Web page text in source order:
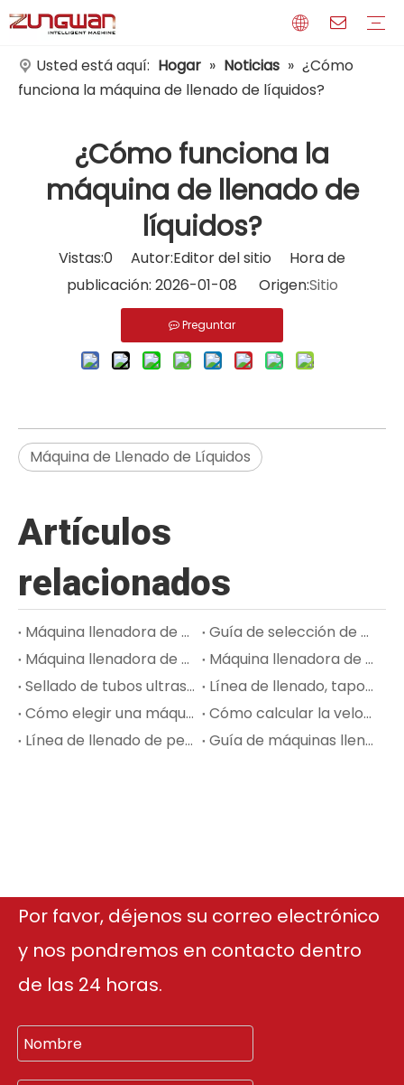
Usted está aquí: Hogar » Noticias » ¿Cómo
funciona la máquina de llenado de líquidos?
¿Cómo funciona la
máquina de llenado de
líquidos?
Vistas:0 Autor:Editor del sitio Hora de
publicación: 2026-01-08 Origen:Sitio
Preguntar
Máquina de Llenado de Líquidos
Artículos
relacionados
Máquina llenadora de tubos de pasta de dientes: cómo manejar pasta de alta viscosidad y sellado estable
Guía de selección de máquinas llenadoras de crema para productos cosméticos de alta viscosidad
Máquina llenadora de rímel y brillo labial: proceso de llenado, taponado y taponado
Máquina llenadora de tubos para ungüentos: higiene, precisión de dosificación y calidad de sellado para envases farmacéuticos
Sellado de tubos ultrasónico versus de aire caliente para tubos de plástico y laminados
Línea de llenado, taponado y etiquetado de perfumes: lo que los compradores deben saber
Cómo elegir una máquina llenadora de loción para la producción de productos para el cuidado de la piel
Cómo calcular la velocidad de llenado y la capacidad de producción para su línea de envasado
Línea de llenado de perfumes para instalaciones de llenado por contrato y OEM
Guía de máquinas llenadoras de cosméticos para lociones, cremas, sueros y perfumes
Por favor, déjenos su correo electrónico
y nos pondremos en contacto dentro
de las 24 horas.